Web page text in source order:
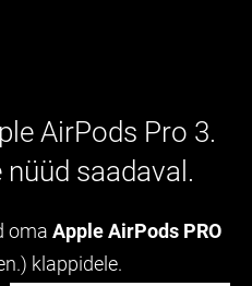
AirPods Pro 3.
nüüd saadaval.
oma Apple AirPods PRO
klappidele.